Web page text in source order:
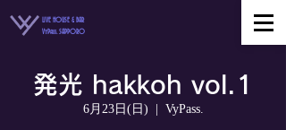
LIVE HOUSE & BAR
VyPass. SAPPORO
発光 hakkoh vol.1
6月23日(日) VyPass.